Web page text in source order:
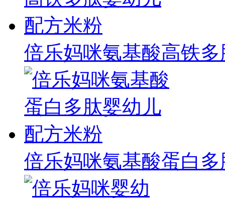
倍乐妈咪氨基酸高铁
倍乐妈咪氨基酸蛋白